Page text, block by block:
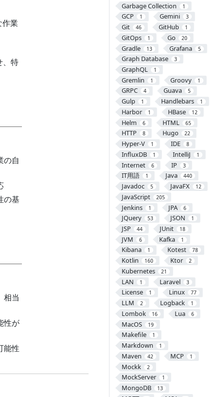
Garbage Collection 1
GCP 1 Gemini 3
Git 46 GitHub 1
GitOps 1 Go 20
Gradle 13 Grafana 5
Graph Database 3
GraphQL 1
Gremlin 1 Groovy 1
GRPC 4 Guava 5
Gulp 1 Handlebars 1
Harbor 1 HBase 12
Helm 6 HTML 65
HTTP 8 Hugo 22
Hyper-V 1 IDE 8
InfluxDB 1 IntelliJ 1
Internet 6 IP 3
IT用語 1 Java 440
Javadoc 5 JavaFX 12
JavaScript 205
Jenkins 1 JPA 6
JQuery 53 JSON 1
JSP 44 JUnit 18
JVM 6 Kafka 1
Kibana 1 Kotest 78
Kotlin 160 Ktor 2
Kubernetes 21
LAN 1 Laravel 3
License 1 Linux 77
LLM 2 Logback 1
Lombok 16 Lua 6
MacOS 19
Makefile 1
Markdown 1
Maven 42 MCP 1
Mockk 2
MockServer 1
MongoDB 13
業
、特
の自
の基
相当
性が
能性